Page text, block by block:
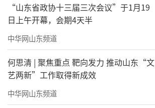
“山东省政协十三届三次会议”于1月19
日上午开幕，会期4天半
中华网山东频道
何思清 | 聚焦重点 靶向发力 推动山东“文
艺两新”工作取得新成效
中华网山东频道